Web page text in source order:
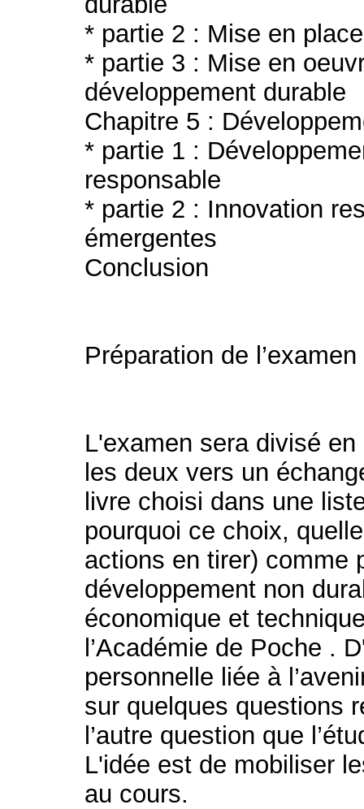
* partie 2 : Mise en
* partie 3 : Mise en
développement durable
Chapitre 5 :
* partie 1 :
responsable
* partie 2 : Innovation
émergentes
Conclusion
Préparation de l’examen
L'examen sera divisé
les deux vers un
livre choisi dans une
pourquoi ce choix,
actions en tirer) comme
développement non
économique et
l’Académie de Poche .
personnelle liée à
sur quelques questions
l’autre question que
L'idée est de mobiliser
au cours.